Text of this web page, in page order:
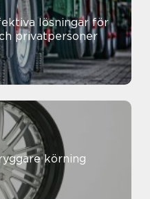
lösningar för
privatpersoner